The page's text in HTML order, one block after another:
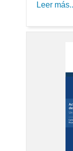
Leer más..